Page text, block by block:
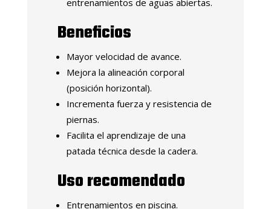
entrenamientos de aguas abiertas.
Beneficios
Mayor velocidad de avance.
Mejora la alineación corporal
(posición horizontal).
Incrementa fuerza y resistencia de
piernas.
Facilita el aprendizaje de una
patada técnica desde la cadera.
Uso recomendado
Entrenamientos en piscina.